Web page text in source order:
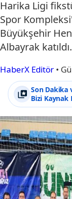
Harika Ligi
Spor
Büyükşehir
Albayrak
HaberX Editör •
Son Dakika
Bizi Kaynak